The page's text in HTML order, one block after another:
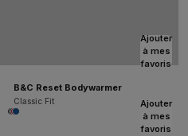
Ajouter
à mes
favoris
B&C Reset Bodywarmer
Classic Fit
Ajouter
à mes
favoris